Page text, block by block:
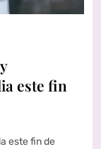
este fin
este fin de